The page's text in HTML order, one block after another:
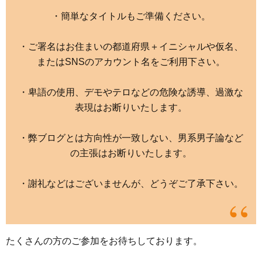
・簡単なタイトルもご準備ください。
・ご署名はお住まいの都道府県＋イニシャルや仮名、
またはSNSのアカウント名をご利用下さい。
・卑語の使用、デモやテロなどの危険な誘導、過激な
表現はお断りいたします。
・弊ブログとは方向性が一致しない、男系男子論など
の主張はお断りいたします。
・謝礼などはございませんが、どうぞご了承下さい。
たくさんの方のご参加をお待ちしております。